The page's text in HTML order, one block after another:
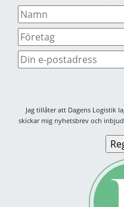
Jag tillåter att Dagens Logistik
skickar mig nyhetsbrev och